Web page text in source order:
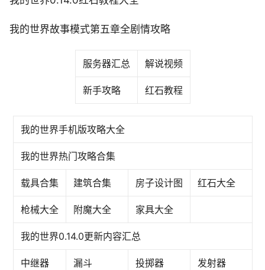
我的世界故事模式第五章全剧情攻略
服务器汇总 解说视频
新手攻略 红石教程
我的世界手机版攻略大全
我的世界热门攻略合集
载具合集 建筑合集 房子设计图 红石大全
枪械大全 附魔大全 家具大全
我的世界0.14.0更新内容汇总
中继器 漏斗 投掷器 发射器